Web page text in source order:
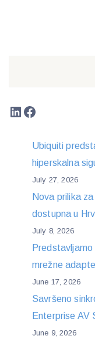
LinkedIn
Facebook
Ubiquiti
hiperskalna
July 27, 2026
Nova prilika
dostupna u
July 8, 2026
mrežne
June 17, 2026
Savršeno
Enterprise AV
June 9, 2026